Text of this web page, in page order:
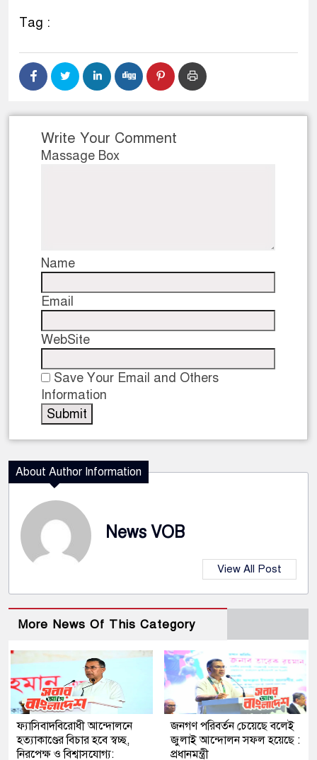
Tag :
Write Your Comment
Massage Box
Name
Email
WebSite
Save Your Email and Others
Information
About Author Information
News VOB
View All Post
More News Of This Category
ফ্যাসিবাদবিরোধী আন্দোলনে
হত্যাকাণ্ডের বিচার হবে স্বচ্ছ,
নিরপেক্ষ ও বিশ্বাসযোগ্য:
জনগণ পরিবর্তন চেয়েছে বলেই
জুলাই আন্দোলন সফল হয়েছে :
প্রধানমন্ত্রী